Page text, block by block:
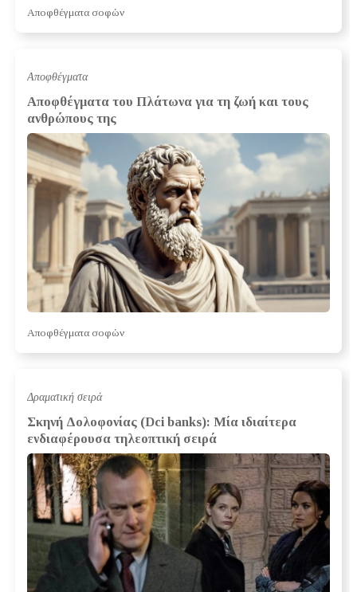
Αποφθέγματα σοφών
Αποφθέγματα
Αποφθέγματα του Πλάτωνα για τη ζωή και τους
ανθρώπους της
Αποφθέγματα σοφών
Δραματική σειρά
Σκηνή Δολοφονίας (Dci banks): Μία ιδιαίτερα
ενδιαφέρουσα τηλεοπτική σειρά